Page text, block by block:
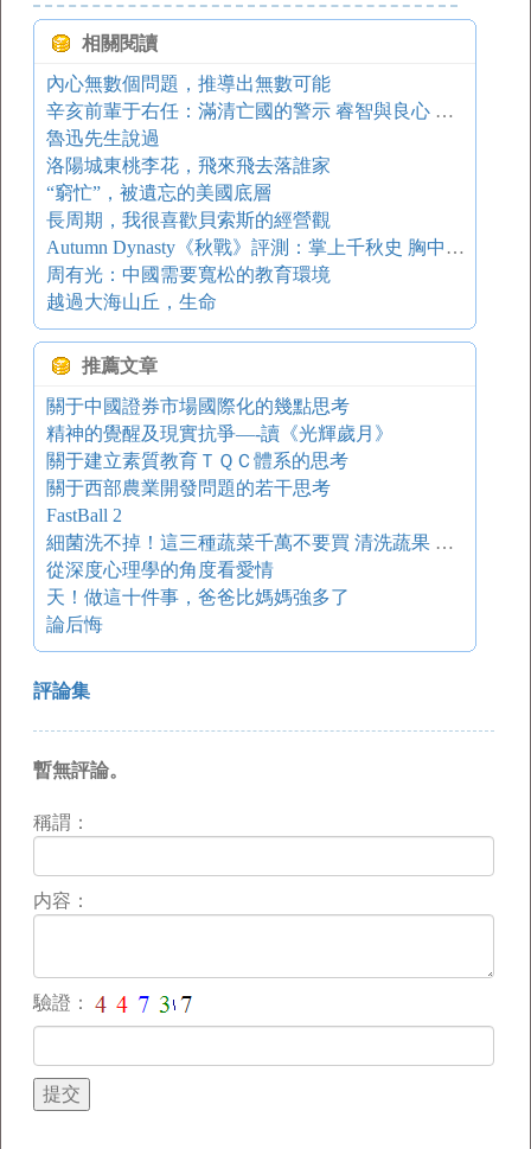
相關閱讀
內心無數個問題，推導出無數可能
辛亥前輩于右任：滿清亡國的警示 睿智與良心 時勢洞察與責任
魯迅先生說過
洛陽城東桃李花，飛來飛去落誰家
“窮忙”，被遺忘的美國底層
長周期，我很喜歡貝索斯的經營觀
Autumn Dynasty《秋戰》評測：掌上千秋史 胸中百萬兵
周有光：中國需要寬松的教育環境
越過大海山丘，生命
推薦文章
關于中國證券市場國際化的幾點思考
精神的覺醒及現實抗爭—-讀《光輝歲月》
關于建立素質教育ＴＱＣ體系的思考
關于西部農業開發問題的若干思考
FastBall 2
細菌洗不掉！這三種蔬菜千萬不要買 清洗蔬果 健康養生 農藥殘留
從深度心理學的角度看愛情
天！做這十件事，爸爸比媽媽強多了
論后悔
評論集
暫無評論。
稱謂：
内容：
驗證：